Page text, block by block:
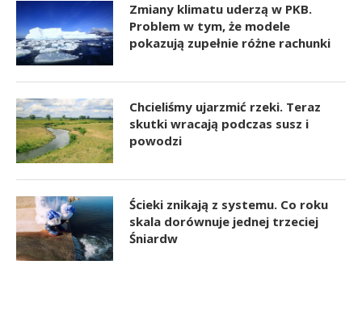
Zmiany klimatu uderzą w PKB.
Problem w tym, że modele
pokazują zupełnie różne rachunki
Chcieliśmy ujarzmić rzeki. Teraz
skutki wracają podczas susz i
powodzi
Ścieki znikają z systemu. Co roku
skala dorównuje jednej trzeciej
Śniardw